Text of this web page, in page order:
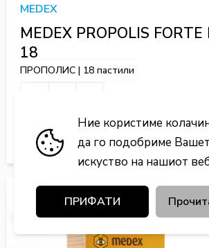
MEDEX
MEDEX PROPOLIS
18
ПРОПОЛИС | 18 пастили
Во кошничка
Ние користиме
да го подобриме
искуство на нашиот веб
ПРИФАТИ